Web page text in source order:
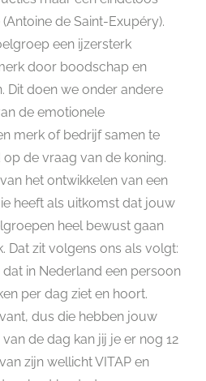
de Saint-Exupéry).
een ijzersterk
door boodschap en
Dit doen we onder andere
de emotionele
merk of bedrijf samen te
de vraag van de koning.
het ontwikkelen van een
heeft als uitkomst dat jouw
heel bewust gaan
Dat zit volgens ons als volgt:
in Nederland een persoon
per dag ziet en hoort.
dus die hebben jouw
de dag kan jij je er nog 12
zijn wellicht VITAP en